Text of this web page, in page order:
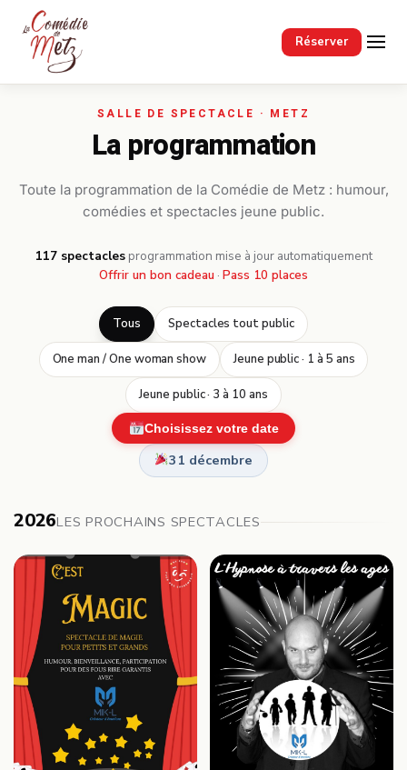
Réserver
Passer au contenu principal
La programmation
Toute la programmation de la Comédie de Metz : humour,
comédies et spectacles jeune public.
117 spectacles· programmation mise à jour automatiquement
Offrir un bon cadeau · Pass 10 places
Tous Spectacles tout public
One man / One woman show Jeune public · 1 à 5 ans
Jeune public · 3 à 10 ans
Choisissez votre date
31 décembre
2026LES PROCHAINS SPECTACLES